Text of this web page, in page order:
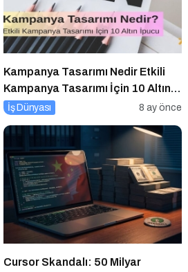
Kampanya Tasarımı Nedir Etkili
Kampanya Tasarımı İçin 10 Altın
Öneri
İş Dünyası 8 ay önce
Cursor Skandalı: 50 Milyar